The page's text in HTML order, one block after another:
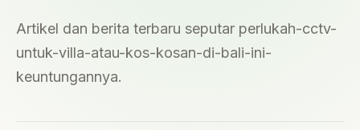
Artikel dan berita terbaru seputar perlukah-cctv-
untuk-villa-atau-kos-kosan-di-bali-ini-
keuntungannya.